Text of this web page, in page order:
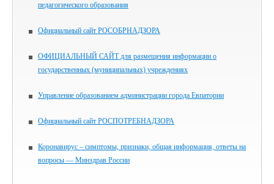
педагогического образования
Официальный сайт РОСОБРНАДЗОРА
ОФИЦИАЛЬНЫЙ САЙТ для размещения информации о
государственных (муниципальных) учреждениях
Управление образованием администрации города Евпатории
Официальный сайт РОСПОТРЕБНАДЗОРА
Коронавирус – симптомы, признаки, общая информация, ответы на
вопросы — Минздрав России